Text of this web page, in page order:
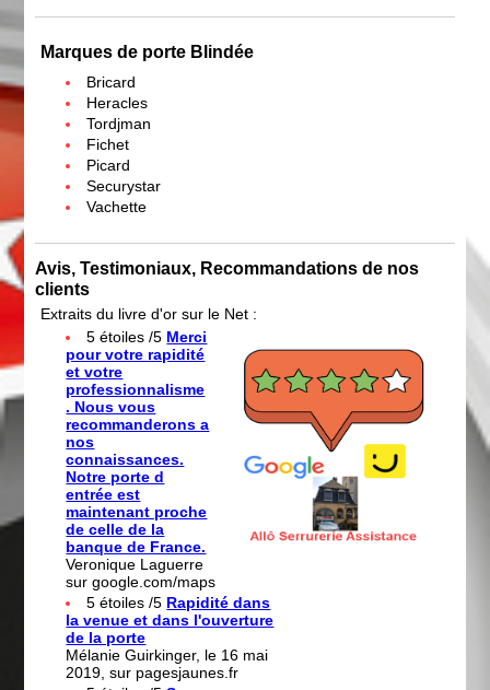
Marques de porte Blindée
Bricard
Heracles
Tordjman
Fichet
Picard
Securystar
Vachette
Avis, Testimoniaux, Recommandations de nos
clients
Extraits du livre d'or sur le Net :
5 étoiles /5 Merci
pour votre rapidité
et votre
professionnalisme
. Nous vous
recommanderons a
nos
connaissances.
Notre porte d
entrée est
maintenant proche
de celle de la
banque de France.
Veronique Laguerre
sur google.com/maps
5 étoiles /5 Rapidité dans
la venue et dans l'ouverture
de la porte
Mélanie Guirkinger, le 16 mai
2019, sur pagesjaunes.fr